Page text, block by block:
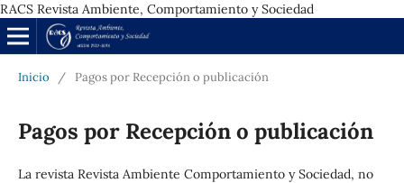
RACS Revista Ambiente, Comportamiento y Sociedad
Inicio / Pagos por Recepción o publicación
Pagos por Recepción o publicación
La revista Revista Ambiente Comportamiento y Sociedad, no